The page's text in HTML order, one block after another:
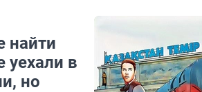
найти
уехали в
но